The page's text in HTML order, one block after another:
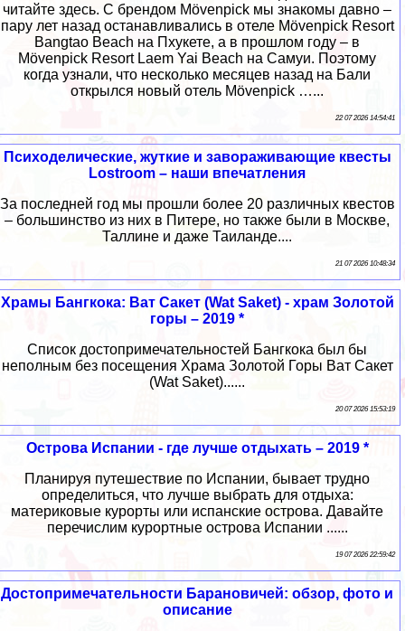
читайте здесь. С брендом Mövenpick мы знакомы давно –
пару лет назад останавливались в отеле Mövenpick Resort
Bangtao Beach на Пхукете, а в прошлом году – в
Mövenpick Resort Laem Yai Beach на Самуи. Поэтому
когда узнали, что несколько месяцев назад на Бали
открылся новый отель Mövenpick …...
22 07 2026 14:54:41
Психоделические, жуткие и завораживающие квесты
Lostroom – наши впечатления
За последней год мы прошли более 20 различных квестов
– большинство из них в Питере, но также были в Москве,
Таллине и даже Таиланде....
21 07 2026 10:48:34
Храмы Бангкока: Ват Сакет (Wat Saket) - храм Золотой
горы – 2019 *
Список достопримечательностей Бангкока был бы
неполным без посещения Храма Золотой Горы Ват Сакет
(Wat Saket)......
20 07 2026 15:53:19
Острова Испании - где лучше отдыхать – 2019 *
Планируя путешествие по Испании, бывает трудно
определиться, что лучше выбрать для отдыха:
материковые курорты или испанские острова. Давайте
перечислим курортные острова Испании ......
19 07 2026 22:59:42
Достопримечательности Барановичей: обзор, фото и
описание